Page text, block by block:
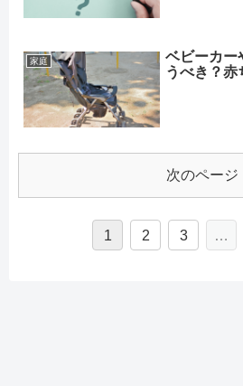
家庭
ベビーカー
うべき？赤
次のページ
1 2 3 …